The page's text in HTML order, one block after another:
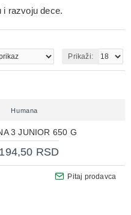
i razvoju dece.
Prikaži:
Humana
3 JUNIOR 650 G
RSD
Pitaj prodavca